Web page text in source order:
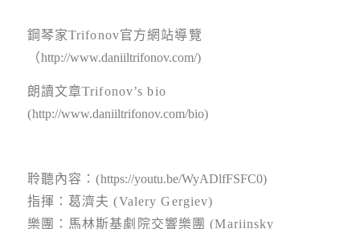
鋼琴家Trifonov官方網站導覽
（http://www.daniiltrifonov.com/)
朗讀文章Trifonov’s bio
(http://www.daniiltrifonov.com/bio)
聆聽內容：(https://youtu.be/WyADlfFSFC0)
指揮：葛濟夫 (Valery Gergiev)
樂團：馬林斯基劇院交響樂團 (Mariinsky